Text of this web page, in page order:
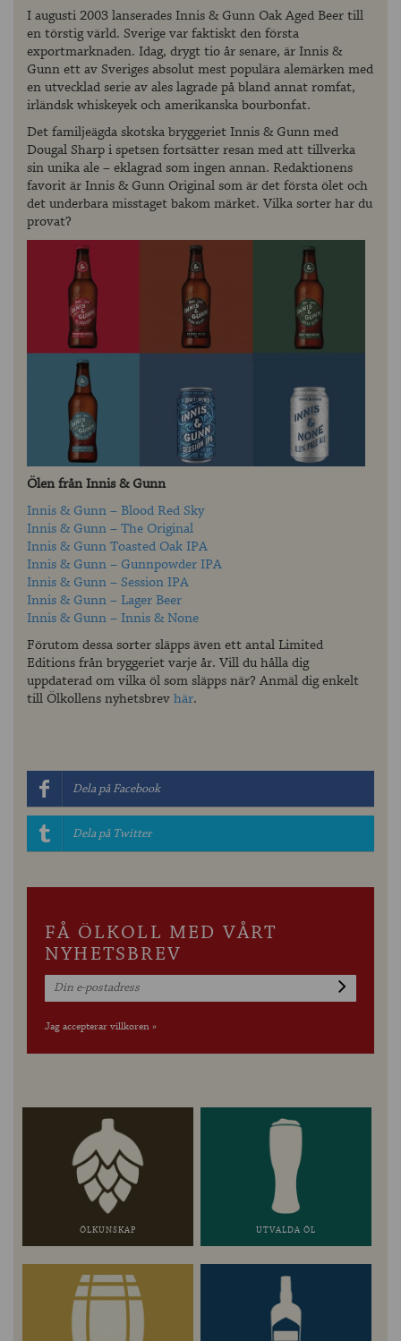
I augusti 2003 lanserades Innis & Gunn Oak Aged Beer till
en törstig värld. Sverige var faktiskt den första
exportmarknaden. Idag, drygt tio år senare, är Innis &
Gunn ett av Sveriges absolut mest populära alemärken med
en utvecklad serie av ales lagrade på bland annat romfat,
irländsk whiskeyek och amerikanska bourbonfat.
Det familjeägda skotska bryggeriet Innis & Gunn med
Dougal Sharp i spetsen fortsätter resan med att tillverka
sin unika ale – eklagrad som ingen annan. Redaktionens
favorit är Innis & Gunn Original som är det första ölet och
det underbara misstaget bakom märket. Vilka sorter har du
provat?
Ölen från Innis & Gunn
Innis & Gunn – Blood Red Sky
Innis & Gunn – The Original
Innis & Gunn Toasted Oak IPA
Innis & Gunn – Gunnpowder IPA
Innis & Gunn – Session IPA
Innis & Gunn – Lager Beer
Innis & Gunn – Innis & None
Förutom dessa sorter släpps även ett antal Limited
Editions från bryggeriet varje år. Vill du hålla dig
uppdaterad om vilka öl som släpps när? Anmäl dig enkelt
till Ölkollens nyhetsbrevhär.
Dela på Facebook
Dela på Twitter
FÅ ÖLKOLL MED VÅRT
NYHETSBREV
Jag accepterar villkoren »
ÖLKUNSKAP UTVALDA ÖL